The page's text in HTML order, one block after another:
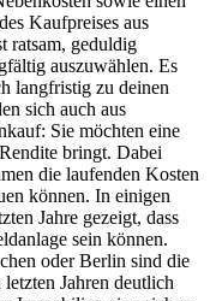
Kaufpreises aus
ratsam, geduldig
auszuwählen. Es
langfristig zu deinen
sich auch aus
Sie möchten eine
bringt. Dabei
die laufenden Kosten
können. In einigen
Jahre gezeigt, dass
sein können.
oder Berlin sind die
Jahren deutlich